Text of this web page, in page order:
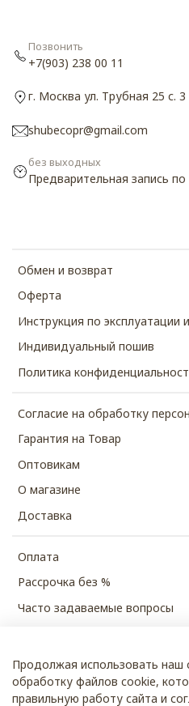
Обмен и возврат
Оферта
Инструкция по эксплуатации
Индивидуальный пошив
Политика
Согласие на обработку
Гарантия на Товар
Оптовикам
О магазине
Доставка
Оплата
Рассрочка без %
Часто задаваемые вопросы
Позвонить
+7(903) 238 00 11
г. Москва ул. Трубная 25 с. 3
shubecopr@gmail.com
без выходных
Предварительная запись
© 2026 SHUBECO
Продолжая использовать наш
обработку файлов cookie,
правильную работу сайта и